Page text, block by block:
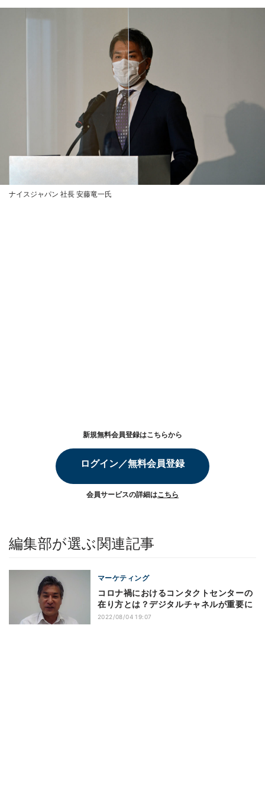
ナイスジャパン 社長 安藤竜一氏
新規無料会員登録はこちらから
ログイン／無料会員登録
会員サービスの詳細はこちら
編集部が選ぶ関連記事
マーケティング
コロナ禍におけるコンタクトセンターの
在り方とは？デジタルチャネルが重要に
2022/08/04 19:07